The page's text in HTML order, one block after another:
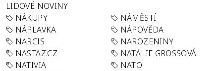
LIDOVÉ NOVINY
NÁKUPY
NÁMĚSTÍ
NÁPLAVKA
NÁPOVĚDA
NARCIS
NAROZENINY
NASTAZ.CZ
NATÁLIE GROSSOVÁ
NATIVIA
NATO